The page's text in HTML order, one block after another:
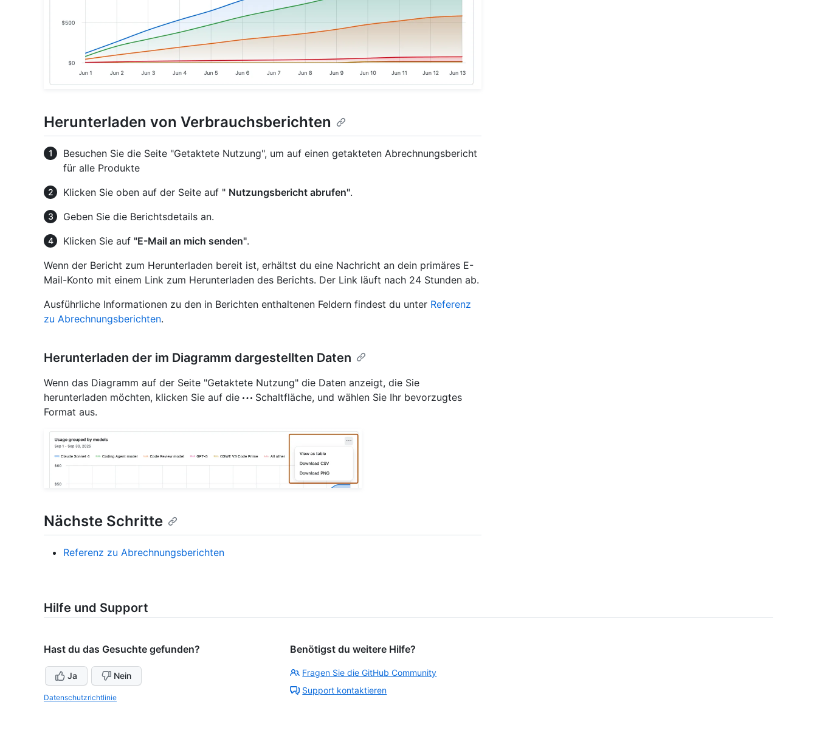
Herunterladen von Verbrauchsberichten
Besuchen Sie die Seite "Getaktete Nutzung", um auf einen getakteten Abrechnungsbericht
für alle Produkte
Klicken Sie oben auf der Seite auf " Nutzungsbericht abrufen".
Geben Sie die Berichtsdetails an.
Klicken Sie auf "E-Mail an mich senden".
Wenn der Bericht zum Herunterladen bereit ist, erhältst du eine Nachricht an dein primäres E-
Mail-Konto mit einem Link zum Herunterladen des Berichts. Der Link läuft nach 24 Stunden ab.
Ausführliche Informationen zu den in Berichten enthaltenen Feldern findest du unter Referenz
zu Abrechnungsberichten.
Herunterladen der im Diagramm dargestellten Daten
Wenn das Diagramm auf der Seite "Getaktete Nutzung" die Daten anzeigt, die Sie
herunterladen möchten, klicken Sie auf die
Schaltfläche, und wählen Sie Ihr bevorzugtes
Format aus.
Nächste Schritte
Referenz zu Abrechnungsberichten
Hilfe und Support
Hast du das Gesuchte gefunden?
Ja Nein
Datenschutzrichtlinie
Benötigst du weitere Hilfe?
Fragen Sie die GitHub Community
Support kontaktieren